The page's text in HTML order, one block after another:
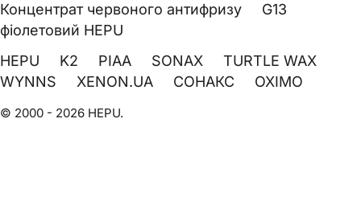
Концентрат червоного антифризу
G13
фіолетовий HEPU
HEPU
K2 PIAA SONAX
TURTLE WAX
WYNNS
XENON.UA СОНАКС OXIMO
© 2000 - 2026 HEPU.